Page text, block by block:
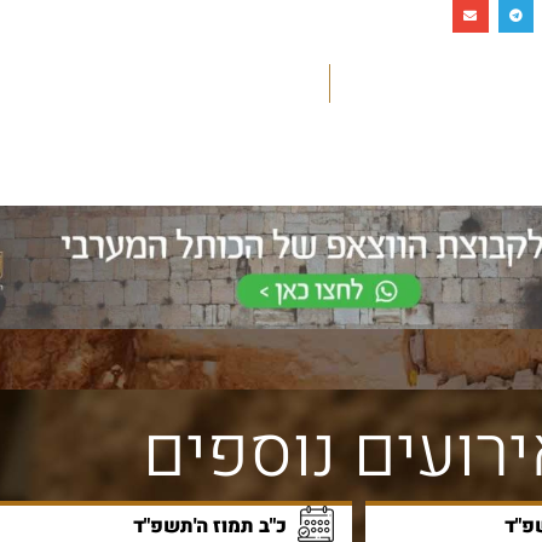
החורבן. האבנים ההרודיאניות
המקוריות נבדלות מהאחרות
במידותיהן ובאופן סיתותן
הייחודי עם שתי מערכות
שוליים.
הר הבית לא היו
אלא משופעות
להבחין בתופעה
מרחוק על כותלי
נוספים
כ"ב תמוז ה'תשפ"ד